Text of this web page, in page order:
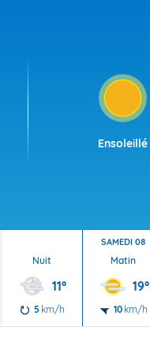
Ensoleillé
Nuit
11°
5 km/h
SAMEDI 08
Matin
19°
10 km/h